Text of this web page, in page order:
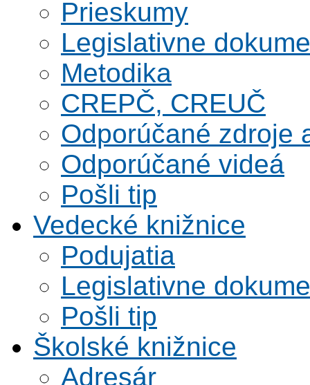
Prieskumy
Legislativne
Metodika
CREPČ, CREUČ
Odporúčané zdroje
Odporúčané videá
Pošli tip
Vedecké knižnice
Podujatia
Legislativne
Pošli tip
Školské knižnice
Adresár